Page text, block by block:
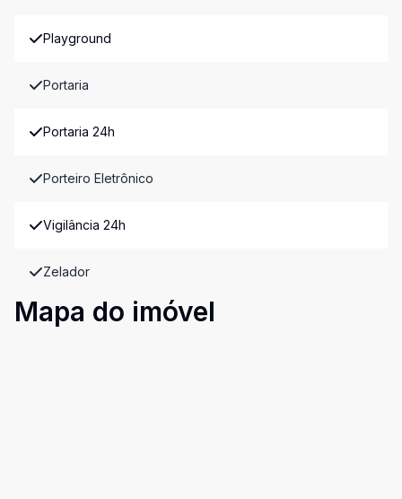
Playground
Portaria
Portaria 24h
Porteiro Eletrônico
Vigilância 24h
Zelador
Mapa do imóvel